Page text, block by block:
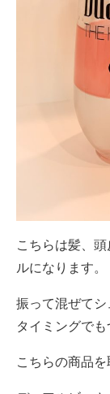
こちらは髪、
ルになります。
振って混ぜて
タイミングでも
こちらの商品を